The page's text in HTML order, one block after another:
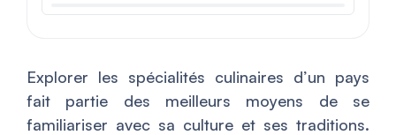
Explorer les spécialités culinaires d’un pays
fait partie des meilleurs moyens de se
familiariser avec sa culture et ses traditions.